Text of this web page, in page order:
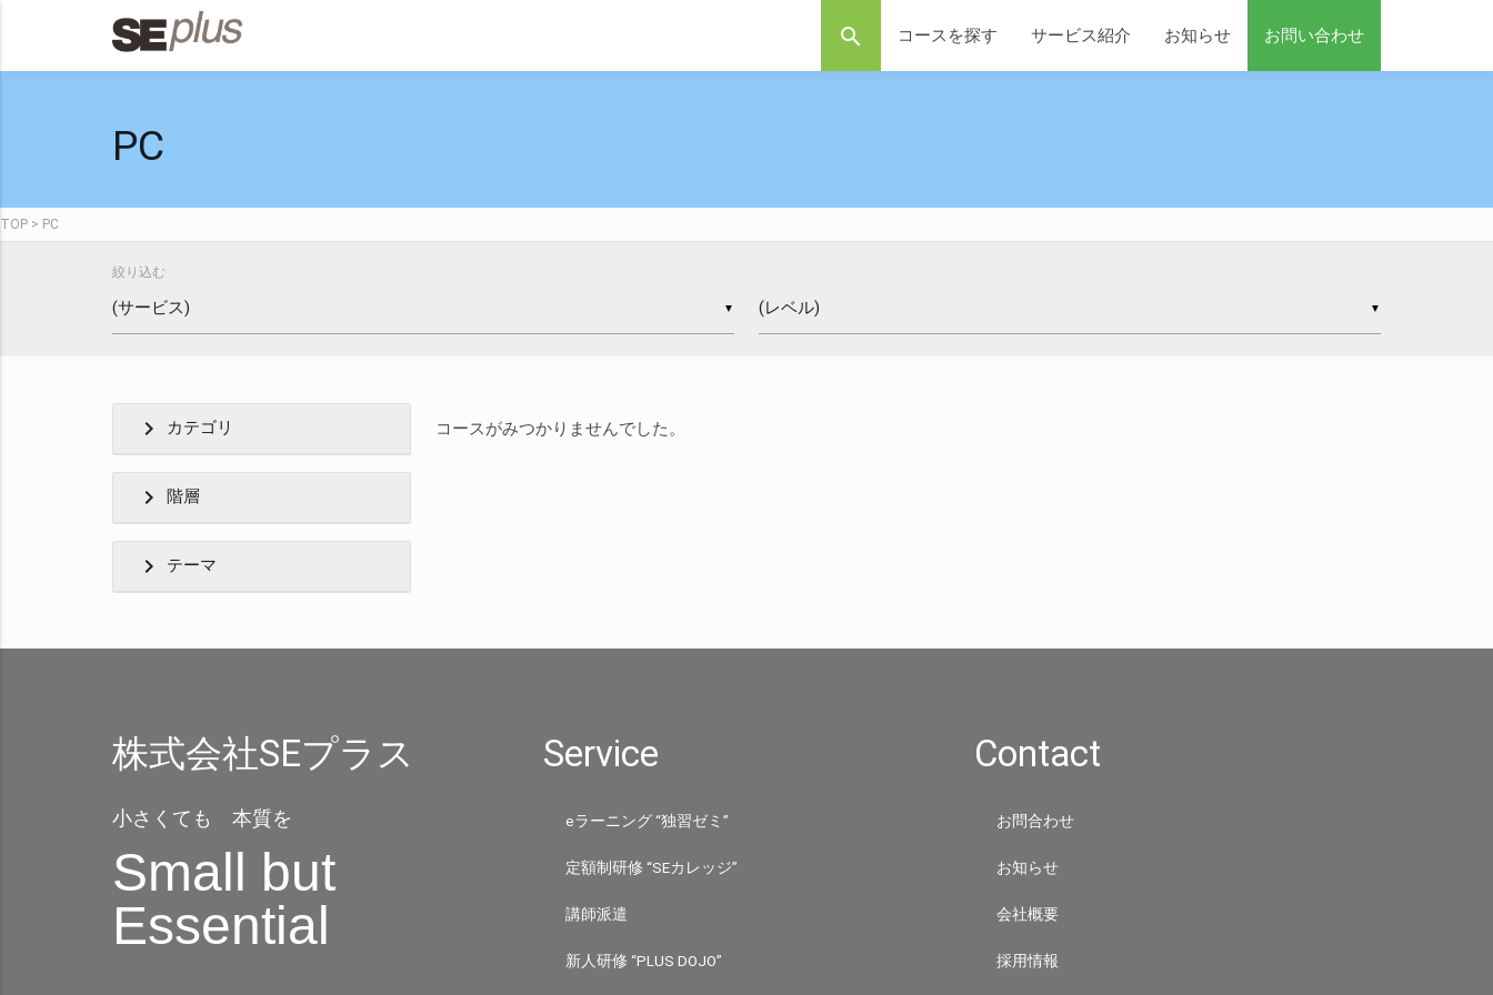
search コースを探す サービス紹介 お知らせ お問い合わせ
PC
TOP PC
絞り込む
▼ ▼
chevron_right カテゴリ
chevron_right 階層
chevron_right テーマ
コースがみつかりませんでした。
株式会社SEプラス
小さくても 本質を
Small but
Essential
Service
eラーニング “独習ゼミ”
定額制研修 “SEカレッジ”
講師派遣
新人研修 “PLUS DOJO”
Contact
お問合わせ
お知らせ
会社概要
採用情報